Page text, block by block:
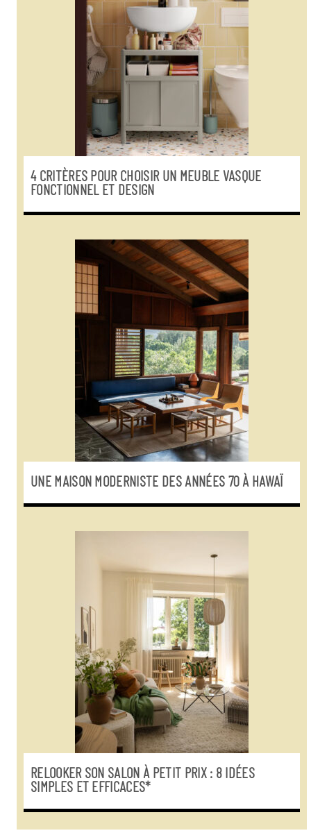
4 CRITÈRES POUR CHOISIR UN MEUBLE VASQUE
FONCTIONNEL ET DESIGN
UNE MAISON MODERNISTE DES ANNÉES 70 À HAWAÏ
RELOOKER SON SALON À PETIT PRIX : 8 IDÉES
SIMPLES ET EFFICACES*